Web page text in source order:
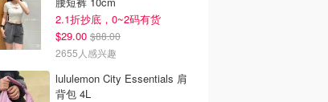
2.1折抄底，0~2码有货
$29.00 $88.00
2655人感兴趣
lululemon City Essentials 肩
背包 4L